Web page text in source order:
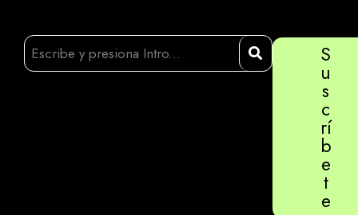
S
u
s
c
rí
b
e
t
e